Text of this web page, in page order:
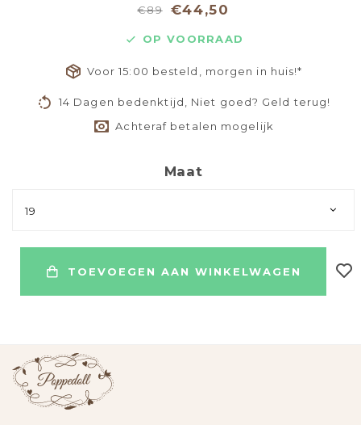
€89 €44,50
OP VOORRAAD
Voor 15:00 besteld, morgen in huis!*
14 Dagen bedenktijd, Niet goed? Geld terug!
Achteraf betalen mogelijk
Maat
19
TOEVOEGEN AAN WINKELWAGEN